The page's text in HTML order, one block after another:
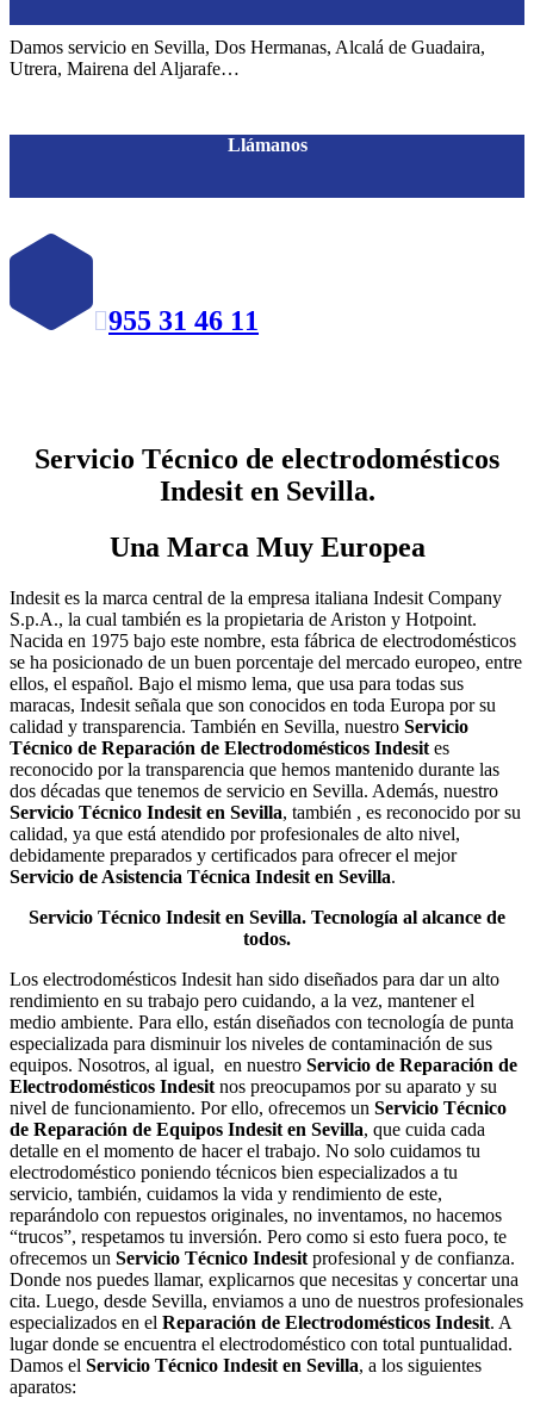
Damos servicio en Sevilla, Dos Hermanas, Alcalá de Guadaira,
Utrera, Mairena del Aljarafe…
Llámanos
955 31 46 11
Servicio Técnico de electrodomésticos
Indesit en Sevilla.
Una Marca Muy Europea
Indesit es la marca central de la empresa italiana Indesit Company
S.p.A., la cual también es la propietaria de Ariston y Hotpoint.
Nacida en 1975 bajo este nombre, esta fábrica de electrodomésticos
se ha posicionado de un buen porcentaje del mercado europeo, entre
ellos, el español. Bajo el mismo lema, que usa para todas sus
maracas, Indesit señala que son conocidos en toda Europa por su
calidad y transparencia. También en Sevilla, nuestro Servicio
Técnico de Reparación de Electrodomésticos Indesit es
reconocido por la transparencia que hemos mantenido durante las
dos décadas que tenemos de servicio en Sevilla. Además, nuestro
Servicio Técnico Indesit en Sevilla, también , es reconocido por su
calidad, ya que está atendido por profesionales de alto nivel,
debidamente preparados y certificados para ofrecer el mejor
Servicio de Asistencia Técnica Indesit en Sevilla.
Servicio Técnico Indesit en Sevilla. Tecnología al alcance de
todos.
Los electrodomésticos Indesit han sido diseñados para dar un alto
rendimiento en su trabajo pero cuidando, a la vez, mantener el
medio ambiente. Para ello, están diseñados con tecnología de punta
especializada para disminuir los niveles de contaminación de sus
equipos. Nosotros, al igual, en nuestro Servicio de Reparación de
Electrodomésticos Indesit nos preocupamos por su aparato y su
nivel de funcionamiento. Por ello, ofrecemos un Servicio Técnico
de Reparación de Equipos Indesit en Sevilla, que cuida cada
detalle en el momento de hacer el trabajo. No solo cuidamos tu
electrodoméstico poniendo técnicos bien especializados a tu
servicio, también, cuidamos la vida y rendimiento de este,
reparándolo con repuestos originales, no inventamos, no hacemos
“trucos”, respetamos tu inversión. Pero como si esto fuera poco, te
ofrecemos un Servicio Técnico Indesit profesional y de confianza.
Donde nos puedes llamar, explicarnos que necesitas y concertar una
cita. Luego, desde Sevilla, enviamos a uno de nuestros profesionales
especializados en el Reparación de Electrodomésticos Indesit. A
lugar donde se encuentra el electrodoméstico con total puntualidad.
Damos el Servicio Técnico Indesit en Sevilla, a los siguientes
aparatos: